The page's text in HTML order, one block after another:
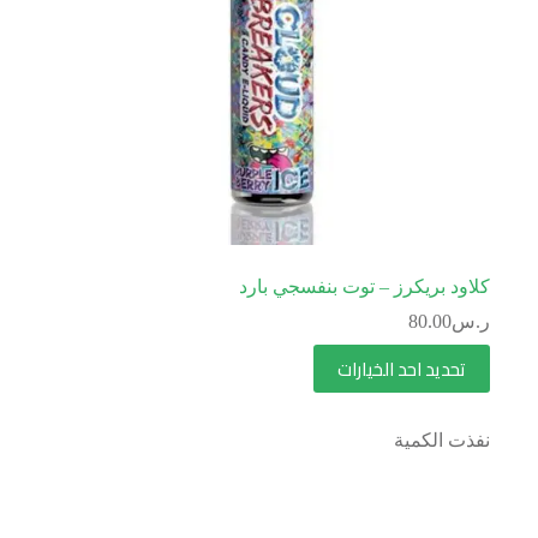
كلاود بريكرز – توت بنفسجي بارد
ر.س80.00
تحديد احد الخيارات
نفذت الكمية